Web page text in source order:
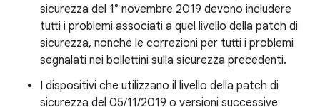
sicurezza del 1° novembre 2019 devono includere
tutti i problemi associati a quel livello della patch di
sicurezza, nonché le correzioni per tutti i problemi
segnalati nei bollettini sulla sicurezza precedenti.
I dispositivi che utilizzano il livello della patch di
sicurezza del 05/11/2019 o versioni successive